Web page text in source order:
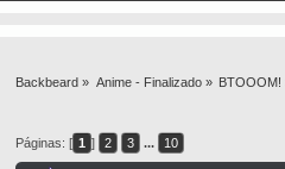
Backbeard » Anime - Finalizado» BTOOOM!
Páginas: [ 1 ] 2 3 ... 10